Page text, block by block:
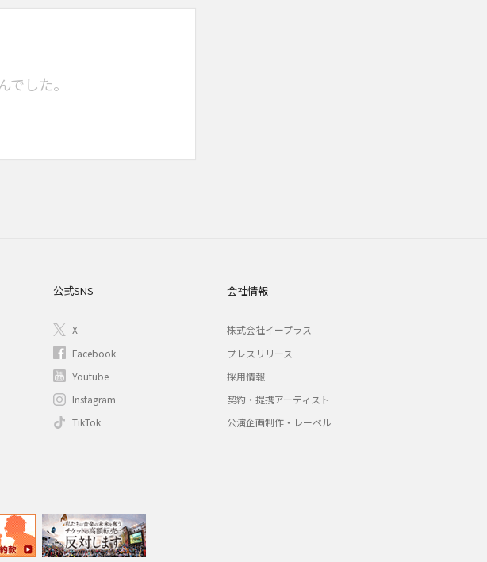
した。
公式SNS
X
Facebook
Youtube
Instagram
TikTok
会社情報
株式会社イープラス
プレスリリース
採用情報
契約・提携アーティスト
公演企画制作・レーベル